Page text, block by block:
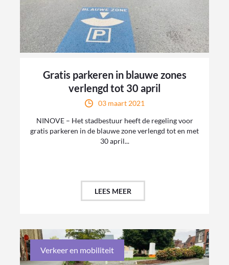
Gratis parkeren in blauwe zones
verlengd tot 30 april
03 maart 2021
NINOVE – Het stadbestuur heeft de regeling voor
gratis parkeren in de blauwe zone verlengd tot en met
30 april...
LEES MEER
Verkeer en mobiliteit